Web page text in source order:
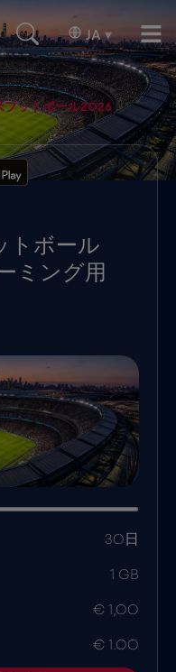
JA ▾
フットボール2026
トボール
ミング用
30日
1 GB
€ 1,00
€ 1.00